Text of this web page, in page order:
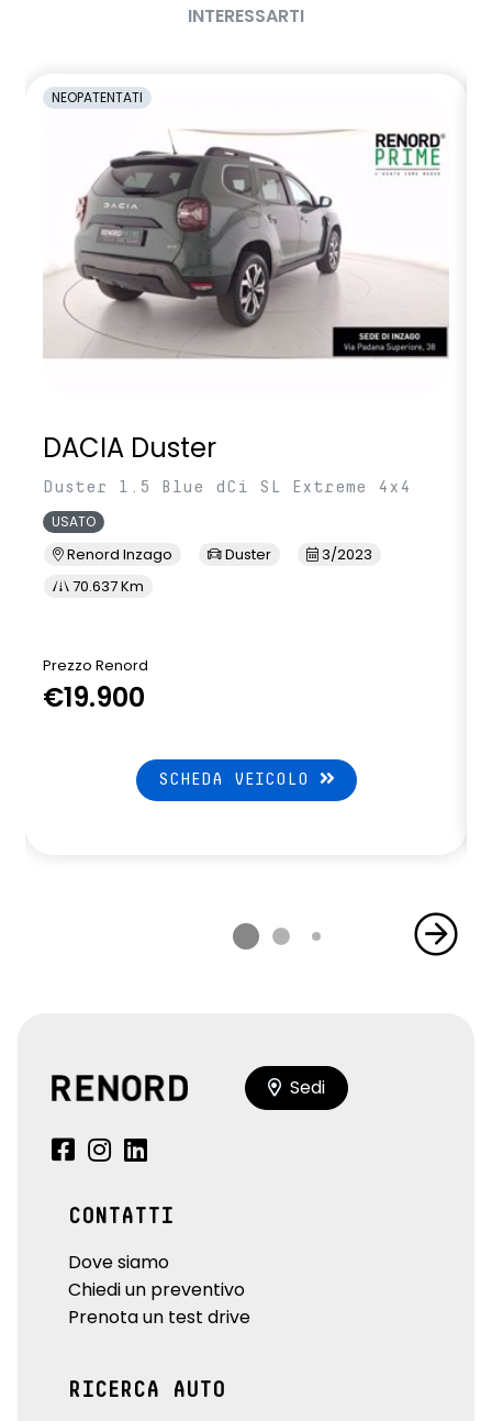
INTERESSARTI
NEOPATENTATI
DACIA Duster
Duster 1.5 Blue dCi SL Extreme 4x4
USATO
Renord Inzago Duster
3/2023
70.637 Km
Prezzo Renord
€19.900
SCHEDA VEICOLO
Sedi
CONTATTI
Dove siamo
Chiedi un preventivo
Prenota un test drive
RICERCA AUTO